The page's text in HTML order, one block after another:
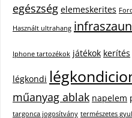
egészség elemeskerites
Használt ultrahang
Iphone tartozékok játékok kerítés
légkondi
műanyag ablak napelem
targonca jogosítvány természetes